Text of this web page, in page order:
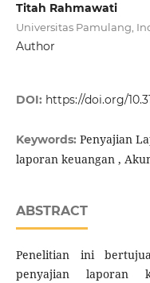
Titah Rahmawati
Universitas Pamulang,
Author
DOI: https://doi.org/
Keywords: Penyajian
laporan keuangan ,
ABSTRACT
Penelitian ini
penyajian laporan